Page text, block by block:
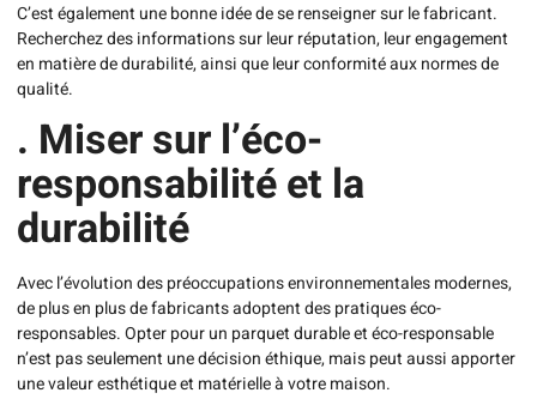
C’est également une bonne idée de se renseigner sur le fabricant.
Recherchez des informations sur leur réputation, leur engagement
en matière de durabilité, ainsi que leur conformité aux normes de
qualité.
. Miser sur l’éco-
responsabilité et la
durabilité
Avec l’évolution des préoccupations environnementales modernes,
de plus en plus de fabricants adoptent des pratiques éco-
responsables. Opter pour un parquet durable et éco-responsable
n’est pas seulement une décision éthique, mais peut aussi apporter
une valeur esthétique et matérielle à votre maison.